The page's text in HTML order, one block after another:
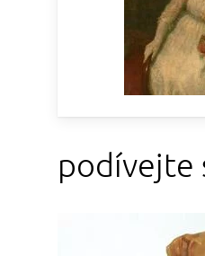
podívejte